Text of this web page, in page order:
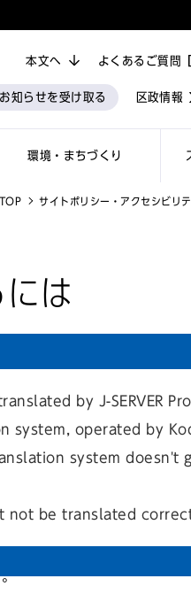
環境・まちづくり
区政情報
本文へ よくあるご質問
お知らせを受け取る
TOP サイトポリシー・アクセシビリテ
は
アを使って見ることができ
開されたり、ダウンロード
ト情報などをご覧ください。
by J-SERVER
system, operated by
system doesn't
not be translated